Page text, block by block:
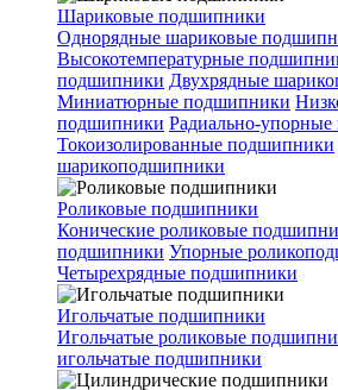
Шариковые подшипники
Однорядные шариковые
Высокотемпературные
подшипники Двухрядные
Миниатюрные подшипники
подшипники Радиально-
Токоизолированные подшипники
шарикоподшипники
Роликовые подшипники
Конические роликовые
подшипники Упорные
Четырехрядные подшипники
Игольчатые подшипники
Игольчатые роликовые
игольчатые подшипники